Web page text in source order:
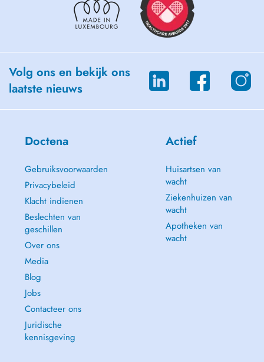
Volg ons en bekijk ons
laatste nieuws
Doctena
Gebruiksvoorwaarden
Privacybeleid
Klacht indienen
Beslechten van
geschillen
Over ons
Media
Blog
Jobs
Contacteer ons
Juridische
kennisgeving
Actief
Huisartsen van
wacht
Ziekenhuizen van
wacht
Apotheken van
wacht